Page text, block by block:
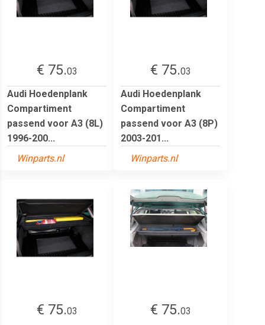
€ 75.03
Audi Hoedenplank
Compartiment
passend voor A3 (8L)
1996-200...
Winparts.nl
€ 75.03
Audi Hoedenplank
Compartiment
passend voor A3 (8P)
2003-201...
Winparts.nl
€ 75.03
€ 75.03